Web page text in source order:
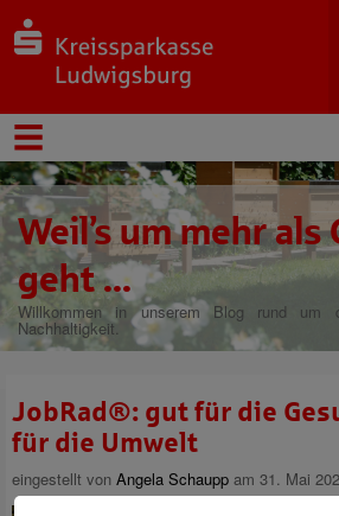
Weil’s um mehr als
geht ...
Willkommen in unserem Blog rund um
Nachhaltigkeit.
JobRad®: gut für die
für die Umwelt
eingestellt von Angela Schaupp am 31. Mai